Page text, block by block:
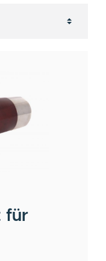
für